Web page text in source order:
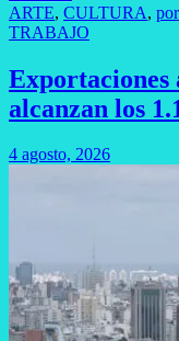
ARTE, CULTURA,
TRABAJO
Exportaciones
alcanzan los
4 agosto, 2026